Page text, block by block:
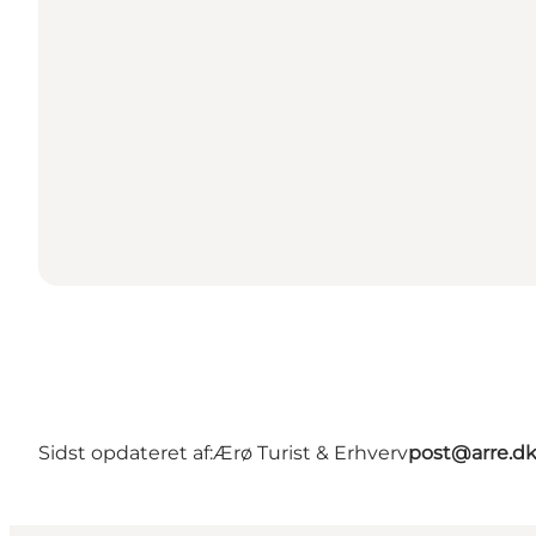
Sidst opdateret af:Ærø Turist & Erhvervpost@arre.dk